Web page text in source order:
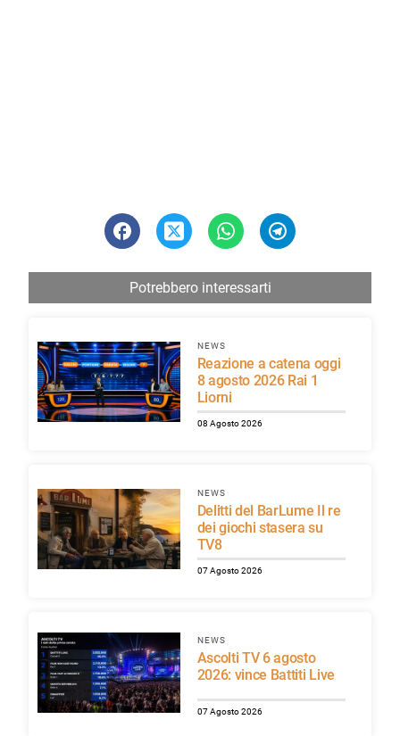
Potrebbero interessarti
NEWS
Reazione a catena oggi
8 agosto 2026 Rai 1
Liorni
08 Agosto 2026
NEWS
Delitti del BarLume Il re
dei giochi stasera su
TV8
07 Agosto 2026
NEWS
Ascolti TV 6 agosto
2026: vince Battiti Live
07 Agosto 2026